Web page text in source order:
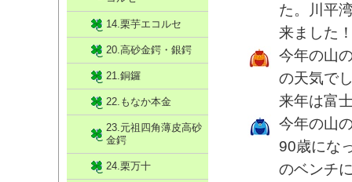
た。川平
来ました
今年の山
の天気で
来年は富
今年の山
90歳にな
のベンチ
14.栗芋エコルセ
20.高砂金鍔・銀鍔
21.銅鑼
22.もなか本金
23.元祖四角薄皮高砂
金鍔
24.栗万十